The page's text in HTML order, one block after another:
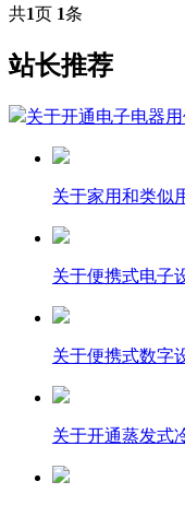
共1页 1条
站长推荐
关于开通电子电器
关于家用和类似
关于便携式电子
关于便携式数字
关于开通蒸发式